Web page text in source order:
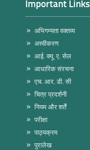
Important Links
अभिगम्यता वक्तव्य
अस्वीकरण
आई. क्यू. ए. सेल
आधारिक संरचना
एच. आर. डी. सी
चित्र प्रदर्शनी
नियम और शर्तें
परीक्षा
पाठ्यक्रम
पुरालेख